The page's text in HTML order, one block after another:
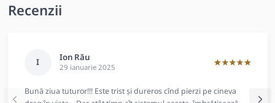
Recenzii
I Ion Rău
29 ianuarie 2025
Bună ziua tuturor!!! Este trist și dureros cînd pierzi pe cineva